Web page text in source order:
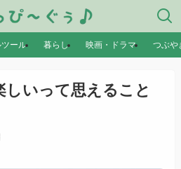
ール 暮らし 映画・ドラマ つぶや
しいって思えること